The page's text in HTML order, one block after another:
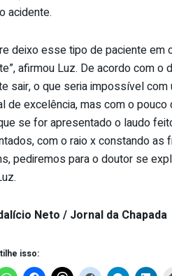
acidente.
deixo esse tipo de paciente em
afirmou Luz. De acordo com
sair, o que seria impossível com
de excelência, mas com o
se for apresentado o laudo
com o raio x constando as
pediremos para o doutor se
Neto / Jornal da Chapada
isso: